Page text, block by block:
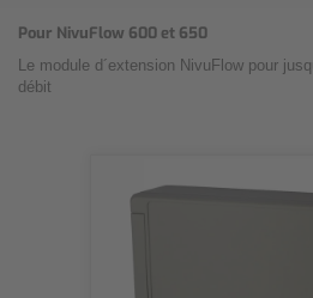
Pour NivuFlow 600 et 650
Le module d´extension NivuFlow pour
débit